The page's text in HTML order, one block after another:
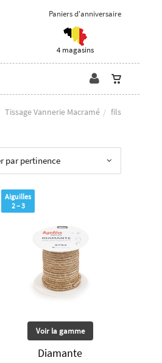
Paniers d'anniversaire
4 magasins
Tissage Vannerie Macramé fils
par pertinence
Aiguilles
2 – 3
Voir la gamme
Diamante